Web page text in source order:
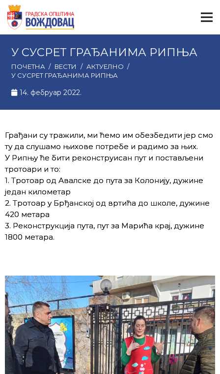
У СУСРЕТ ГРАЂАНИМА РИПЊА
ПОЧЕТНА / ВЕСТИ / АКТУЕЛНО /
У СУСРЕТ ГРАЂАНИМА РИПЊА
14. фебруар 2022.
Грађани су тражили, ми ћемо им обезбедити јер смо
ту да слушамо њихове потребе и радимо за њих.
У Рипњу ће бити реконструисан пут и постављени
тротоари и то:
1. Тротоар од Авалске до пута за Колонију, дужине
један километар
2. Тротоар у Брђанској од вртића до школе, дужине
420 метара
3. Реконструкција пута, пут за Марића крај, дужине
1800 метара.